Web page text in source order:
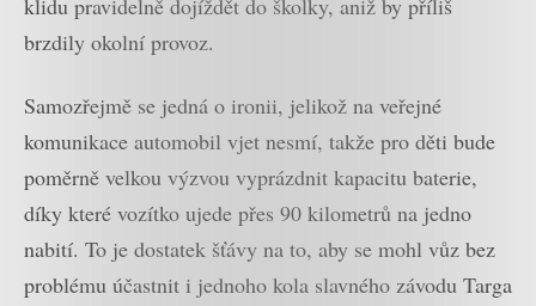
klidu pravidelně dojíždět do školky, aniž by příliš
brzdily okolní provoz.
Samozřejmě se jedná o ironii, jelikož na veřejné
komunikace automobil vjet nesmí, takže pro děti bude
poměrně velkou výzvou vyprázdnit kapacitu baterie,
díky které vozítko ujede přes 90 kilometrů na jedno
nabití. To je dostatek šťávy na to, aby se mohl vůz bez
problému účastnit i jednoho kola slavného závodu Targa